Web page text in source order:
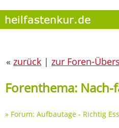
« zurück | zur Foren-
Forenthema: Nach-
» Forum: Aufbautage - Richtig